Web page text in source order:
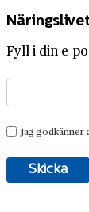
Fyll i din e-